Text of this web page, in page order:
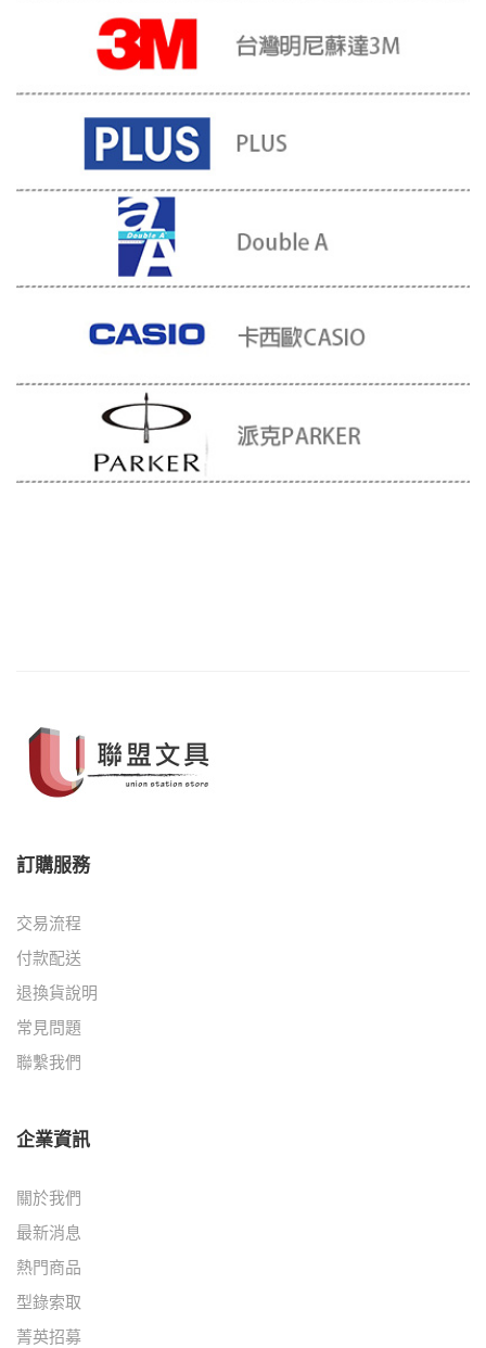
訂購服務
交易流程
付款配送
退換貨說明
常見問題
聯繫我們
企業資訊
關於我們
最新消息
熱門商品
型錄索取
菁英招募